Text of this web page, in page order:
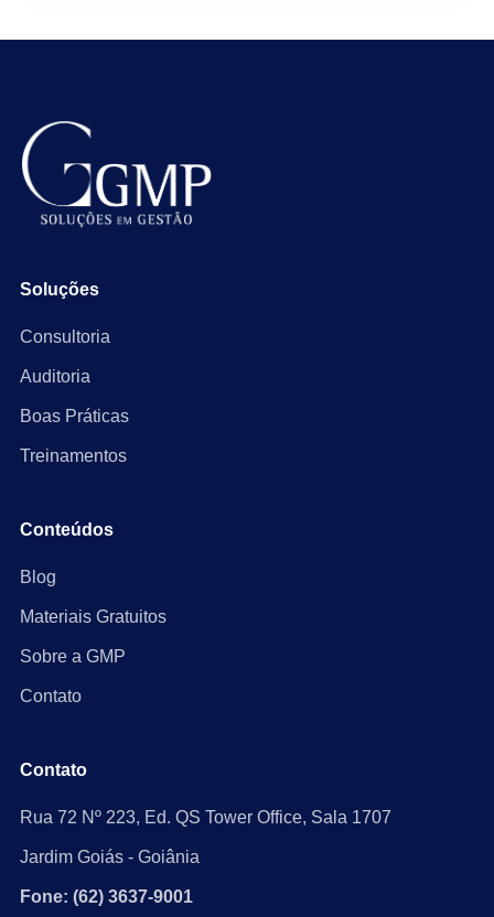
Soluções
Consultoria
Auditoria
Boas Práticas
Treinamentos
Conteúdos
Blog
Materiais Gratuitos
Sobre a GMP
Contato
Contato
Rua 72 Nº 223, Ed. QS Tower Office, Sala 1707
Jardim Goiás - Goiânia
Fone: (62) 3637-9001